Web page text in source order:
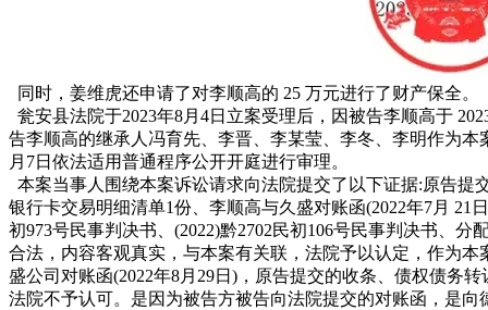
同时，姜维虎还申请了对李顺高的 25 万元进行了财产保全。
瓮安县法院于2023年8月4日立案受理后，因被告李顺高于
告李顺高的继承人冯育先、李晋、李某莹、李冬、李明作为本
月7日依法适用普通程序公开开庭进行审理。
本案当事人围绕本案诉讼请求向法院提交了以下证据:原告提
银行卡交易明细清单1份、李顺高与久盛对账函(2022年7月 21
初973号民事判决书、(2022)黔2702民初106号民事判决书、
合法，内容客观真实，与本案有关联，法院予以认定，作为
盛公司对账函(2022年8月29日)，原告提交的收条、债权债务
法院不予认可。是因为被告方被告向法院提交的对账函，是